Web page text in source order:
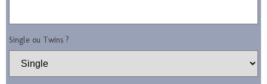
Single ou Twins ?